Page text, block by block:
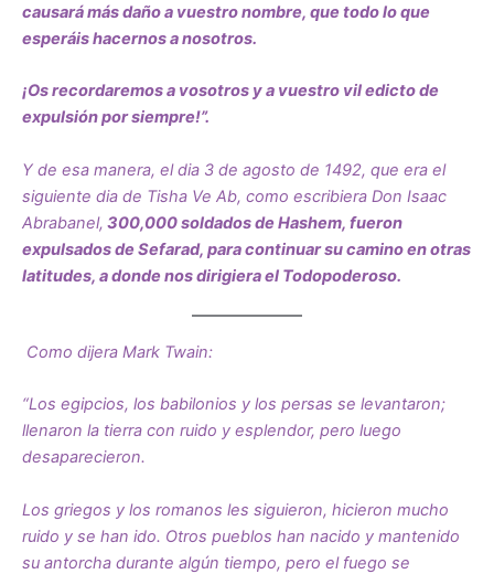
causará más daño a vuestro nombre, que todo lo que
esperáis hacernos a nosotros.
¡Os recordaremos a vosotros y a vuestro vil edicto de
expulsión por siempre!”.
Y de esa manera, el dia 3 de agosto de 1492, que era el
siguiente dia de Tisha Ve Ab, como escribiera Don Isaac
Abrabanel, 300,000 soldados de Hashem, fueron
expulsados de Sefarad, para continuar su camino en otras
latitudes, a donde nos dirigiera el Todopoderoso.
Como dijera Mark Twain:
“Los egipcios, los babilonios y los persas se levantaron;
llenaron la tierra con ruido y esplendor, pero luego
desaparecieron.
Los griegos y los romanos les siguieron, hicieron mucho
ruido y se han ido. Otros pueblos han nacido y mantenido
su antorcha durante algún tiempo, pero el fuego se